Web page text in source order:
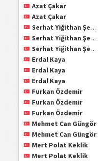
Azat Çakar
Azat Çakar
Serhat Yiğithan Şengil
Serhat Yiğithan Şengil
Serhat Yiğithan Şengil
Erdal Kaya
Erdal Kaya
Erdal Kaya
Furkan Özdemir
Furkan Özdemir
Furkan Özdemir
Mehmet Can Güngör
Mehmet Can Güngör
Mert Polat Keklik
Mert Polat Keklik